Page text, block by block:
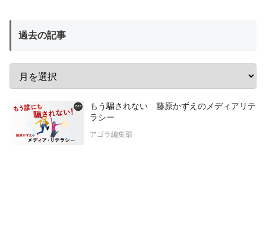
過去の記事
もう騙されない 藤原かずえのメディアリテ
ラシー
アゴラ編集部